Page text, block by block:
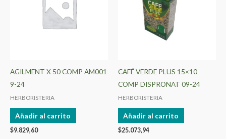
AGILMENT X 50 COMP AM001
9-24
HERBORISTERIA
Añadir al carrito
$9.829,60
CAFÉ VERDE PLUS 15×10
COMP DISPRONAT 09-24
HERBORISTERIA
Añadir al carrito
$25.073,94